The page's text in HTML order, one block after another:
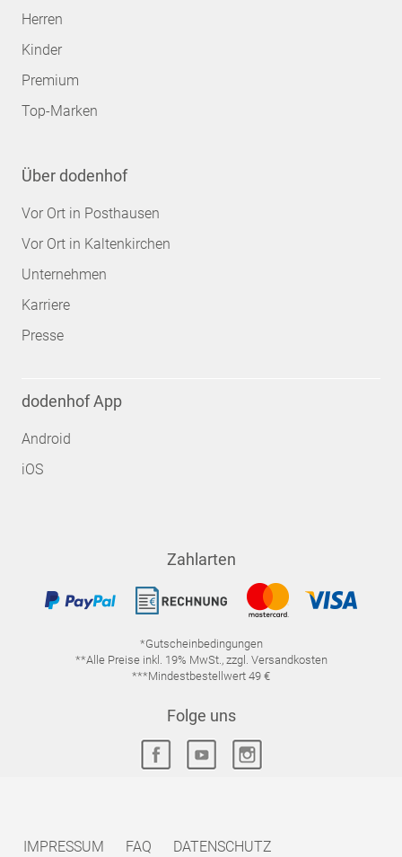
Herren
Kinder
Premium
Top-Marken
Über dodenhof
Vor Ort in Posthausen
Vor Ort in Kaltenkirchen
Unternehmen
Karriere
Presse
dodenhof App
Android
iOS
Zahlarten
*Gutscheinbedingungen
**Alle Preise inkl. 19% MwSt., zzgl. Versandkosten
***Mindestbestellwert 49 €
Folge uns
IMPRESSUM FAQ DATENSCHUTZ